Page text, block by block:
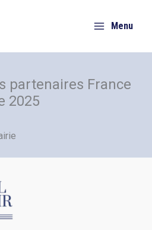
Menu
partenaires France
2025